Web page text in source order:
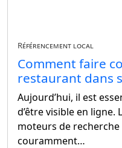
Référencement local
Comment faire
restaurant dans
Aujourd’hui, il est
d’être visible en ligne.
moteurs de
couramment…